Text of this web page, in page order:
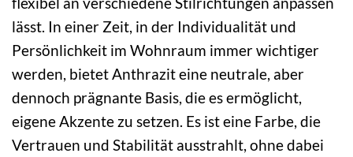
lässt. In einer Zeit, in der Individualität und
Persönlichkeit im Wohnraum immer wichtiger
werden, bietet Anthrazit eine neutrale, aber
dennoch prägnante Basis, die es ermöglicht,
eigene Akzente zu setzen. Es ist eine Farbe, die
Vertrauen und Stabilität ausstrahlt, ohne dabei